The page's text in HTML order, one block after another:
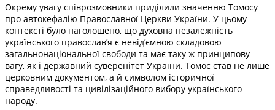
Окрему увагу співрозмовники приділили значенню Томосу
про автокефалію Православної Церкви України. У цьому
контексті було наголошено, що духовна незалежність
українського православ’я є невід’ємною складовою
загальнонаціональної свободи та має таку ж принципову
вагу, як і державний суверенітет України. Томос став не лише
церковним документом, а й символом історичної
справедливості та цивілізаційного вибору українського
народу.